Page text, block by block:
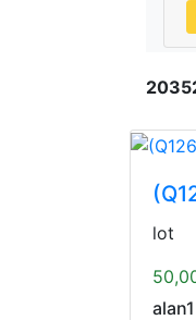
lot
alan1